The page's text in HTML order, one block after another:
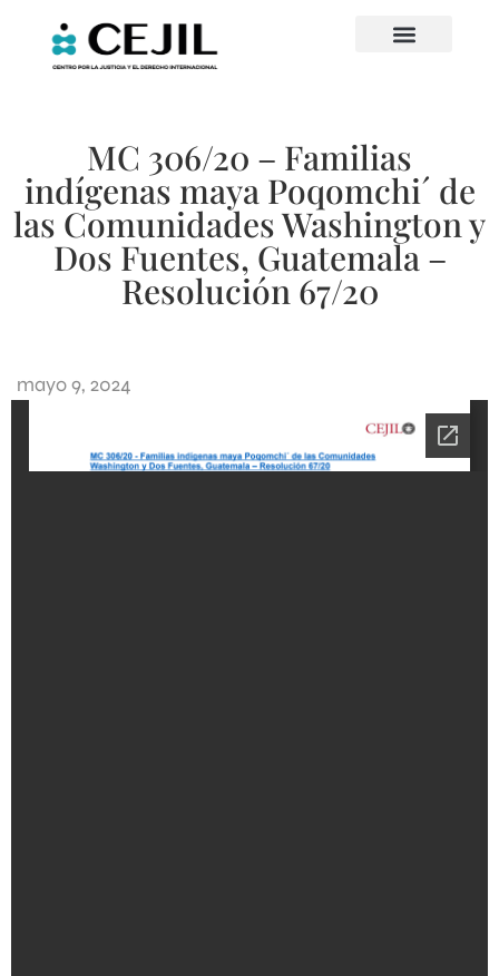
MC 306/20 – Familias
indígenas maya Poqomchi´ de
las Comunidades Washington y
Dos Fuentes, Guatemala –
Resolución 67/20
mayo 9, 2024